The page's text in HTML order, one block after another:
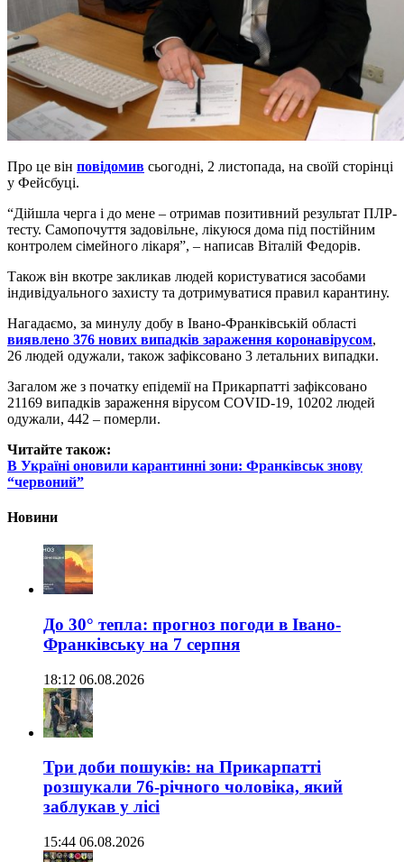
Про це він повідомив сьогодні, 2 листопада, на своїй сторінці
у Фейсбуці.
“Дійшла черга і до мене – отримав позитивний результат ПЛР-
тесту. Самопочуття задовільне, лікуюся дома під постійним
контролем сімейного лікаря”, – написав Віталій Федорів.
Також він вкотре закликав людей користуватися засобами
індивідуального захисту та дотримуватися правил карантину.
Нагадаємо, за минулу добу в Івано-Франківській області
виявлено 376 нових випадків зараження коронавірусом,
26 людей одужали, також зафіксовано 3 летальних випадки.
Загалом же з початку епідемії на Прикарпатті зафіксовано
21169 випадків зараження вірусом COVID-19, 10202 людей
одужали, 442 – померли.
Читайте також:
В Україні оновили карантинні зони: Франківськ знову
“червоний”
Новини
До 30° тепла: прогноз погоди в Івано-
Франківську на 7 серпня
18:12 06.08.2026
Три доби пошуків: на Прикарпатті
розшукали 76-річного чоловіка, який
заблукав у лісі
15:44 06.08.2026